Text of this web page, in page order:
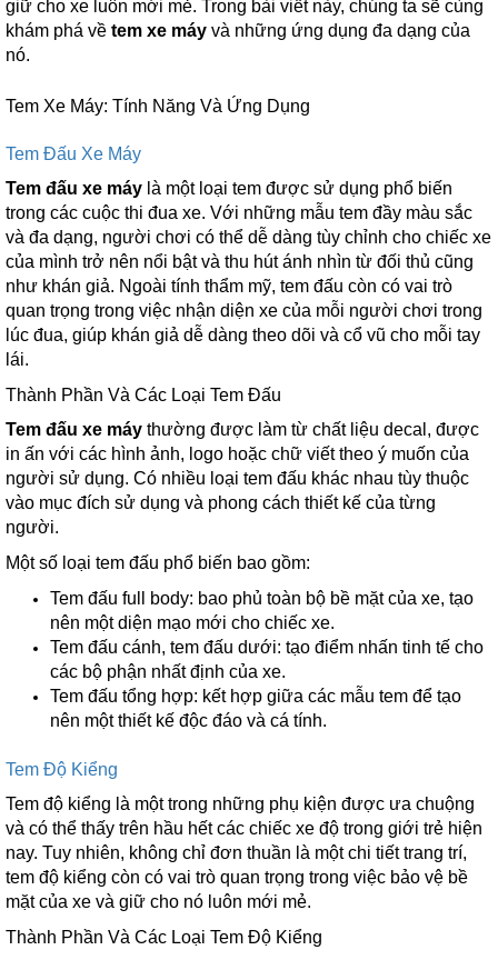
giữ cho xe luôn mới mẻ. Trong bài viết này, chúng ta sẽ cùng
khám phá về tem xe máy và những ứng dụng đa dạng của
nó.
Tem Xe Máy: Tính Năng Và Ứng Dụng
Tem Đấu Xe Máy
Tem đấu xe máy là một loại tem được sử dụng phổ biến
trong các cuộc thi đua xe. Với những mẫu tem đầy màu sắc
và đa dạng, người chơi có thể dễ dàng tùy chỉnh cho chiếc xe
của mình trở nên nổi bật và thu hút ánh nhìn từ đối thủ cũng
như khán giả. Ngoài tính thẩm mỹ, tem đấu còn có vai trò
quan trọng trong việc nhận diện xe của mỗi người chơi trong
lúc đua, giúp khán giả dễ dàng theo dõi và cổ vũ cho mỗi tay
lái.
Thành Phần Và Các Loại Tem Đấu
Tem đấu xe máy thường được làm từ chất liệu decal, được
in ấn với các hình ảnh, logo hoặc chữ viết theo ý muốn của
người sử dụng. Có nhiều loại tem đấu khác nhau tùy thuộc
vào mục đích sử dụng và phong cách thiết kế của từng
người.
Một số loại tem đấu phổ biến bao gồm:
Tem đấu full body: bao phủ toàn bộ bề mặt của xe, tạo
nên một diện mạo mới cho chiếc xe.
Tem đấu cánh, tem đấu dưới: tạo điểm nhấn tinh tế cho
các bộ phận nhất định của xe.
Tem đấu tổng hợp: kết hợp giữa các mẫu tem để tạo
nên một thiết kế độc đáo và cá tính.
Tem Độ Kiểng
Tem độ kiểng là một trong những phụ kiện được ưa chuộng
và có thể thấy trên hầu hết các chiếc xe độ trong giới trẻ hiện
nay. Tuy nhiên, không chỉ đơn thuần là một chi tiết trang trí,
tem độ kiểng còn có vai trò quan trọng trong việc bảo vệ bề
mặt của xe và giữ cho nó luôn mới mẻ.
Thành Phần Và Các Loại Tem Độ Kiểng